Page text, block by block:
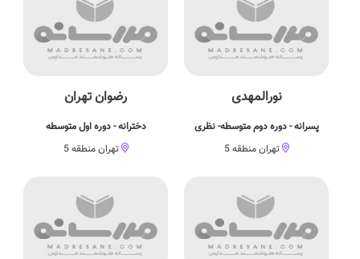
نورالمهدی
پسرانه - دوره دوم متوسطه- نظری
تهران منطقه 5
رضوان تهران
دخترانه - دوره اول متوسطه
تهران منطقه 5